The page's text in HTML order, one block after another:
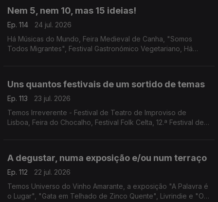
Nem 5, nem 10, mas 15 ideias!
Ep. 114
24 jul. 2026
Há Músicas do Mundo, Feira Medieval de Canha, "Somos
Todos Migrantes", Festival Gastronómico Vegetariano, Há
Uns quantos festivais de um sortido de temas
Ep. 113
23 jul. 2026
Temos Irreverente - Festival de Teatro de Improviso de
Lisboa, Feira do Chocalho, Festival Folk Celta, 12.ª Festival de
A degustar, numa exposição e/ou num terraço
Ep. 112
22 jul. 2026
Temos Universo do Vinho Amarante, a exposição "A Palavra é
o Lugar", "Gata em Telhado de Zinco Quente", Livrindie e "O